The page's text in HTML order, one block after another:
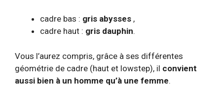
cadre bas : gris abysses ,
cadre haut : gris dauphin.
Vous l’aurez compris, grâce à ses différentes
géométrie de cadre (haut et lowstep), il convient
aussi bien à un homme qu’à une femme.